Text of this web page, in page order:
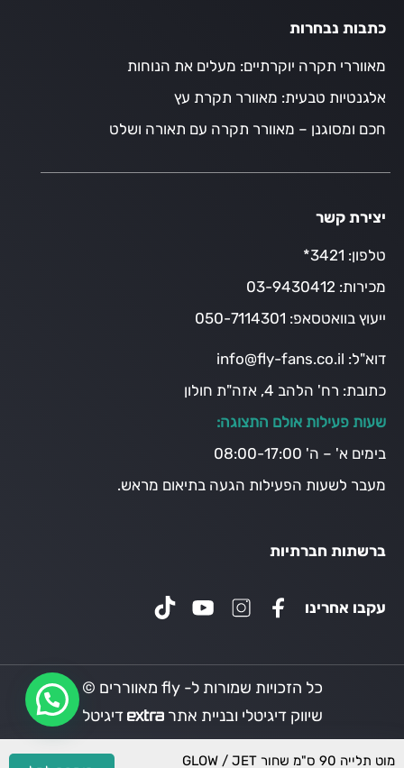
מוט תלייה 90 ס"מ שחור GLOW / JET
כתבות נבחרות
מאווררי תקרה יוקרתיים: מעלים את הנוחות
אלגנטיות טבעית: מאוורר תקרת עץ
חכם ומסוגנן – מאוורר תקרה עם תאורה ושלט
יצירת קשר
טלפון: 3421*
מכירות: 03-9430412
ייעוץ בוואטסאפ: 050-7114301
דוא"ל: info@fly-fans.co.il
כתובת: רח' הלהב 4, אזה"ת חולון
שעות פעילות אולם התצוגה:
בימים א' – ה' 08:00-17:00
מעבר לשעות הפעילות הגעה בתיאום מראש.
ברשתות חברתיות
עקבו אחרינו
כל הזכויות שמורות ל- fly מאווררים ©
שיווק דיגיטלי ובניית אתר
דיגיטל